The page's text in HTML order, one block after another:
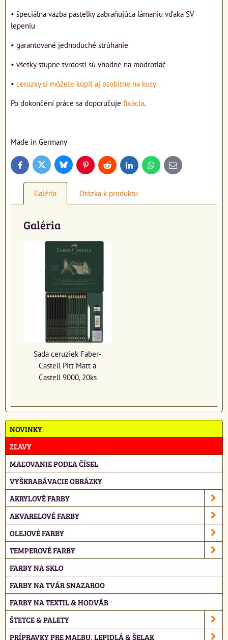
• špeciálna väzba pastelky zabraňujúca lámaniu vďaka SV
lepeniu
• garantované jednoduché strúhanie
• všetky stupne tvrdosti sú vhodné na modrotlač
• ceruzky si môžete kúpiť aj osobitne na kusy
Po dokončení práce sa doporučuje fixácia.
Made in Germany
FacebookTwitter BlueskyPinterestReddit LinkedInWhatsApp
E-
mail
Galéria Otázka k produktu
Galéria
Sada ceruziek Faber-
Castell Pitt Matt a
Castell 9000, 20ks
NOVINKY
ZĽAVY
MAĽOVANIE PODĽA ČÍSEL
VYŠKRABÁVACIE OBRÁZKY
AKRYLOVÉ FARBY
AKVARELOVÉ FARBY
OLEJOVÉ FARBY
TEMPEROVÉ FARBY
FARBY NA SKLO
FARBY NA TVÁR SNAZAROO
FARBY NA TEXTIL & HODVÁB
ŠTETCE & PALETY
PRÍPRAVKY PRE MAĽBU, LEPIDLÁ & ŠELAK